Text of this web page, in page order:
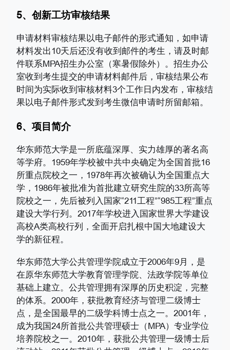
5、创新工坊审核结果
申请材料审核结果以电子邮件的形式通知，如申请
材料发出10天后还没有收到邮件的考生，请及时邮
件联系MPA招生办公室（寒暑假除外）。招生办公
室收到考生提交的申请材料邮件后，审核结果公布
时间为实际收到审核材料3个工作日内发布，审核结
果以电子邮件形式发到考生微信申请时所留邮箱。
6、项目简介
华东师范大学是一所底蕴深厚、实力雄厚的著名高
等学府。1959年学校被中共中央确定为全国首批16
所重点院校之一，1978年再次被确认为全国重点大
学，1986年被批准为首批建立研究生院的33所高等
院校之一，先后被列入国家“211工程”“985工程”重点
建设大学行列。2017年学校进入国家世界大学建设
高校A类高校行列，全面开启扎根中国大地建设大
学的新征程。
华东师范大学公共管理学院成立于2006年9月，是
在原华东师范大学教育管理学院、法政学院等单位
基础上建立。公共管理拥有深厚的历史积淀，完整
的体系。2000年，获批教育经济与管理二级博士
点，是全国最早的二级学科博士点之一。2001年，
成为我国24所首批公共管理硕士（MPA）专业学位
培养院校之一。2010年，获批公共管理一级博士后